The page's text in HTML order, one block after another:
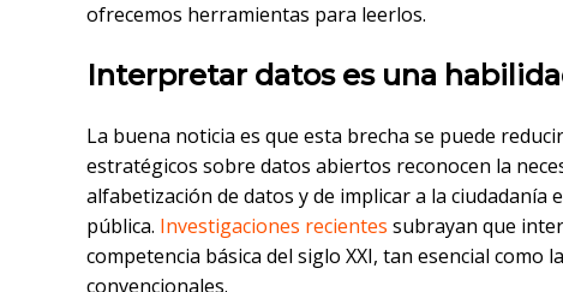
ofrecemos herramientas para leerlos.
Interpretar datos es una
La buena noticia es que esta brecha se puede
estratégicos sobre datos abiertos reconocen la
alfabetización de datos y de implicar a la ciudadanía
pública. Investigaciones recientes subrayan que
competencia básica del siglo XXI, tan esencial como
convencionales.